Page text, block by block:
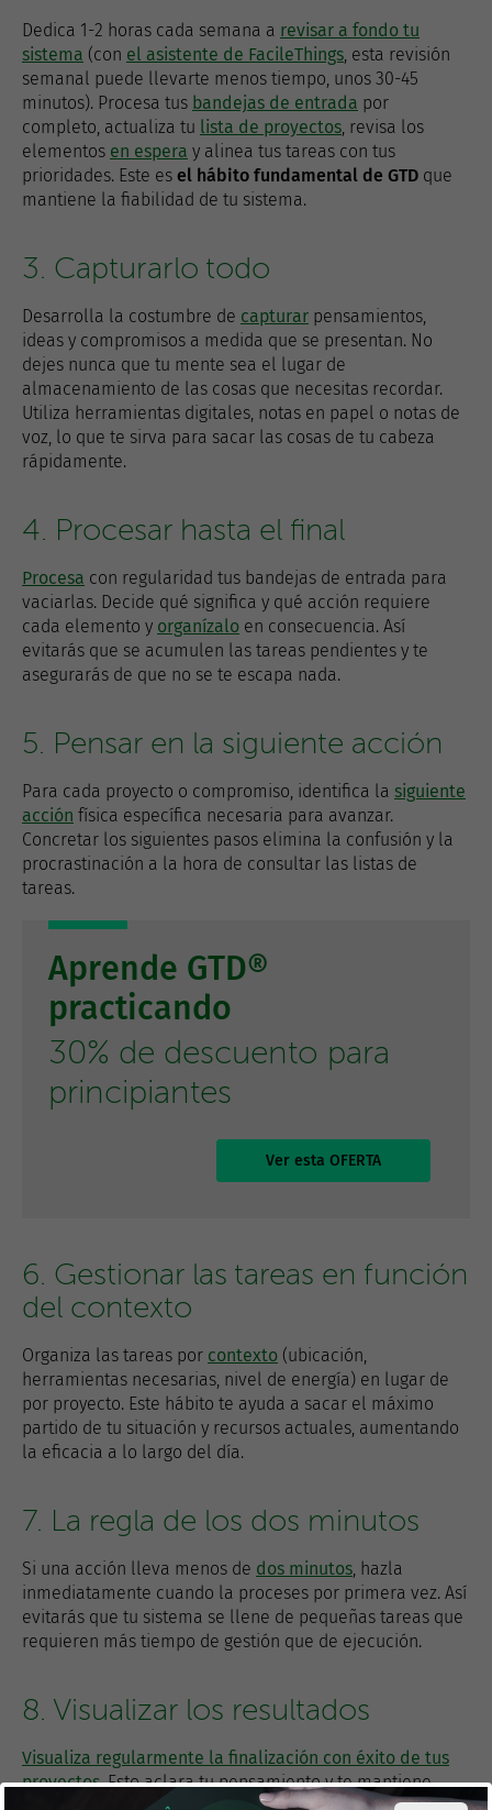
Dedica 1-2 horas cada semana a revisar a fondo tu
sistema (con el asistente de FacileThings, esta revisión
semanal puede llevarte menos tiempo, unos 30-45
minutos). Procesa tus bandejas de entrada por
completo, actualiza tu lista de proyectos, revisa los
elementos en espera y alinea tus tareas con tus
prioridades. Este es el hábito fundamental de GTD que
mantiene la fiabilidad de tu sistema.
3. Capturarlo todo
Desarrolla la costumbre de capturar pensamientos,
ideas y compromisos a medida que se presentan. No
dejes nunca que tu mente sea el lugar de
almacenamiento de las cosas que necesitas recordar.
Utiliza herramientas digitales, notas en papel o notas de
voz, lo que te sirva para sacar las cosas de tu cabeza
rápidamente.
4. Procesar hasta el final
Procesa con regularidad tus bandejas de entrada para
vaciarlas. Decide qué significa y qué acción requiere
cada elemento y organízalo en consecuencia. Así
evitarás que se acumulen las tareas pendientes y te
asegurarás de que no se te escapa nada.
5. Pensar en la siguiente acción
Para cada proyecto o compromiso, identifica la siguiente
acción física específica necesaria para avanzar.
Concretar los siguientes pasos elimina la confusión y la
procrastinación a la hora de consultar las listas de
tareas.
Aprende GTD®
practicando
30% de descuento para
principiantes
Ver esta OFERTA
6. Gestionar las tareas en función
del contexto
Organiza las tareas por contexto (ubicación,
herramientas necesarias, nivel de energía) en lugar de
por proyecto. Este hábito te ayuda a sacar el máximo
partido de tu situación y recursos actuales, aumentando
la eficacia a lo largo del día.
7. La regla de los dos minutos
Si una acción lleva menos de dos minutos, hazla
inmediatamente cuando la proceses por primera vez. Así
evitarás que tu sistema se llene de pequeñas tareas que
requieren más tiempo de gestión que de ejecución.
8. Visualizar los resultados
Visualiza regularmente la finalización con éxito de tus
proyectos. Esto aclara tu pensamiento y te mantiene